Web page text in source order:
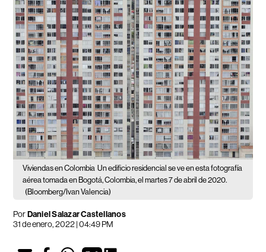
Viviendas en Colombia Un edificio residencial se ve en esta fotografía
aérea tomada en Bogotá, Colombia, el martes 7 de abril de 2020.
(Bloomberg/Ivan Valencia)
PorDaniel Salazar Castellanos
31 de enero, 2022 | 04:49 PM